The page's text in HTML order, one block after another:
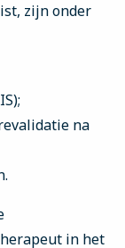
zijn onder
na
in het